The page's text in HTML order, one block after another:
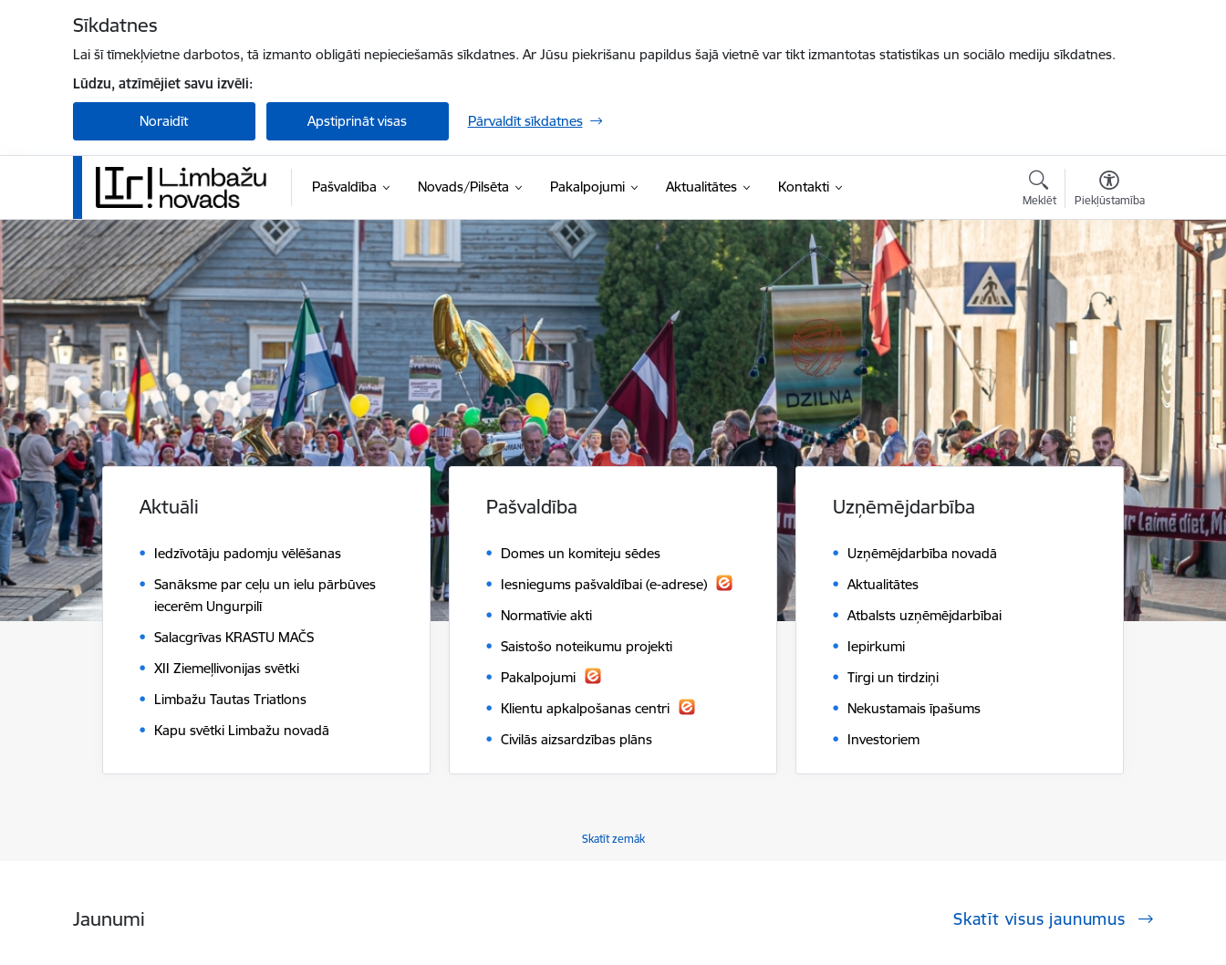
Sīkdatnes
Lai šī tīmekļvietne darbotos, tā izmanto obligāti nepieciešamās sīkdatnes. Ar Jūsu piekrišanu papildus šajā vietnē var tikt izmantotas statistikas un sociālo mediju sīkdatnes.
Lūdzu, atzīmējiet savu izvēli:
Noraidīt Apstiprināt visas Pārvaldīt sīkdatnes
Pašvaldība Novads/Pilsēta Pakalpojumi Aktualitātes Kontakti
Meklēt Piekļūstamība
Limbažu novada pašvaldība
Aktuāli
Iedzīvotāju padomju vēlēšanas
Sanāksme par ceļu un ielu pārbūves
iecerēm Ungurpilī
Salacgrīvas KRASTU MAČS
XII Ziemeļlivonijas svētki
Limbažu Tautas Triatlons
Kapu svētki Limbažu novadā
Pašvaldība
Domes un komiteju sēdes
Iesniegums pašvaldībai (e-adrese)
Normatīvie akti
Saistošo noteikumu projekti
Pakalpojumi
Klientu apkalpošanas centri
Civilās aizsardzības plāns
Uzņēmējdarbība
Uzņēmējdarbība novadā
Aktualitātes
Atbalsts uzņēmējdarbībai
Iepirkumi
Tirgi un tirdziņi
Nekustamais īpašums
Investoriem
Skatīt zemāk
Jaunumi Skatīt visus jaunumus